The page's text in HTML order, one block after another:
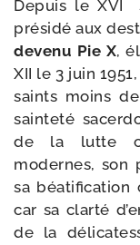
Depuis le XVI
pré­si­dé aux
deve­nu Pie X,
XII le 3 juin
saints moins
sain­te­té
de la lutte
modernes,
sa béa­ti­fi­ca­tion
car sa clar­té
de la